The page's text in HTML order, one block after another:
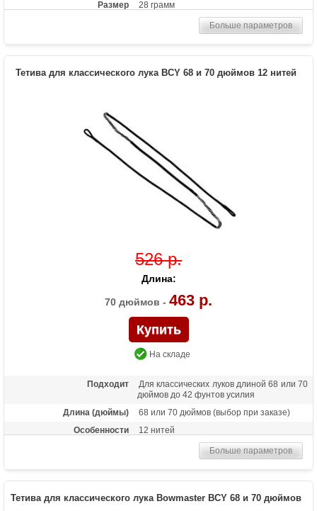
Размер
28 грамм
Больше параметров
Тетива для классического лука BCY 68 и 70 дюймов 12 нитей
526 р.
Длина:
70 дюймов - 463 р.
На складе
Подходит
Для классических луков длиной 68 или 70
дюймов до 42 фунтов усилия
Длина (дюймы)
68 или 70 дюймов (выбор при заказе)
Особенности
12 нитей
Больше параметров
Тетива для классического лука Bowmaster BCY 68 и 70 дюймов